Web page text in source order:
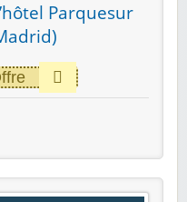
Parquesur